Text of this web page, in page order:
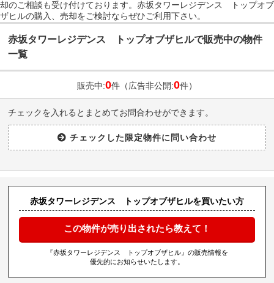
却のご相談も受け付けております。赤坂タワーレジデンス トップオブ
ザヒルの購入、売却をご検討ならぜひご利用下さい。
赤坂タワーレジデンス トップオブザヒルで販売中の物件
一覧
販売中:0件（広告非公開:0件）
チェックを入れるとまとめてお問合わせができます。
赤坂タワーレジデンス トップオブザヒルを買いたい方
この物件が売り出されたら教えて！
『赤坂タワーレジデンス トップオブザヒル』の販売情報を
優先的にお知らせいたします。